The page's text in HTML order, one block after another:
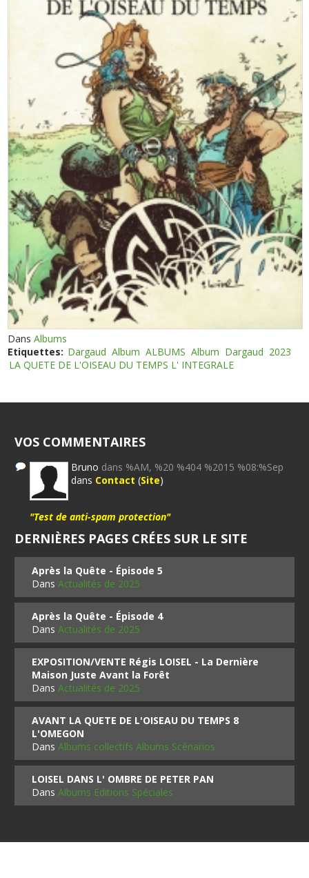
DansAlbums
Etiquettes: Dargaud Album ALBUMS Album Dargaud 2023
LA QUETE DE L'OISEAU DU TEMPS L' INTEGRALE
VOS COMMENTAIRES
Bruno dans %AM, %20 %404 %2015 %08:%Sep
dans Contact (Site)
"Test de anti-spam protection"
DERNIÈRES PAGES CRÉES SUR LE SITE
Après la Quête - Épisode 5
DansActualités de 2025
Après la Quête - Épisode 4
DansActualités de 2025
EXPOSITION/VENTE Régis LOISEL - La Dernière
Maison Juste Avant la Forêt
DansActualités de 2025
AVANT LA QUETE DE L'OISEAU DU TEMPS 8
L'OMEGON
DansAlbums collectifs Albums Scénarios
LOISEL DANS L' OMBRE DE PETER PAN
DansAlbums Editions Spéciales